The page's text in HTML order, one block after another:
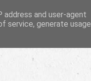
and user-agent
service, generate usage